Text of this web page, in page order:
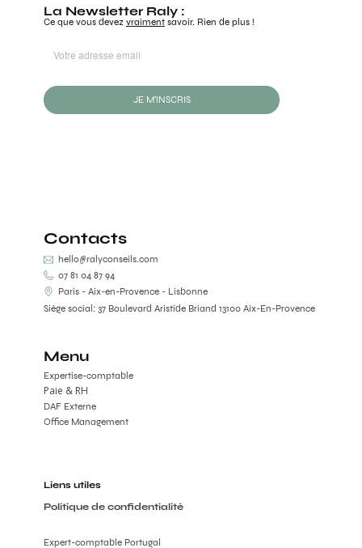
La Newsletter Raly :
Ce que vous devez vraiment savoir. Rien de plus !
JE M'INSCRIS
Contacts
hello@ralyconseils.com
07 81 04 87 94
Paris - Aix-en-Provence - Lisbonne
Siège social: 37 Boulevard Aristide Briand 13100 Aix-En-Provence
Menu
Expertise-comptable
DAF Externe
Office Management
Paie & RH
Liens utiles
Politique de confidentialité
Expert-comptable Portugal